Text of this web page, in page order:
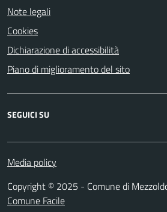
Note legali
Cookies
Dichiarazione di accessibilità
Piano di miglioramento del sito
SEGUICI SU
Media policy
Copyright © 2025 - Comune di
Comune Facile